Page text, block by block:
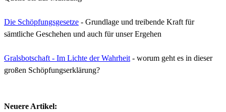
Die Schöpfungsgesetze - Grundlage und treibende Kraft für
sämtliche Geschehen und auch für unser Ergehen
Gralsbotschaft - Im Lichte der Wahrheit - worum geht es in dieser
großen Schöpfungserklärung?
Neuere Artikel: